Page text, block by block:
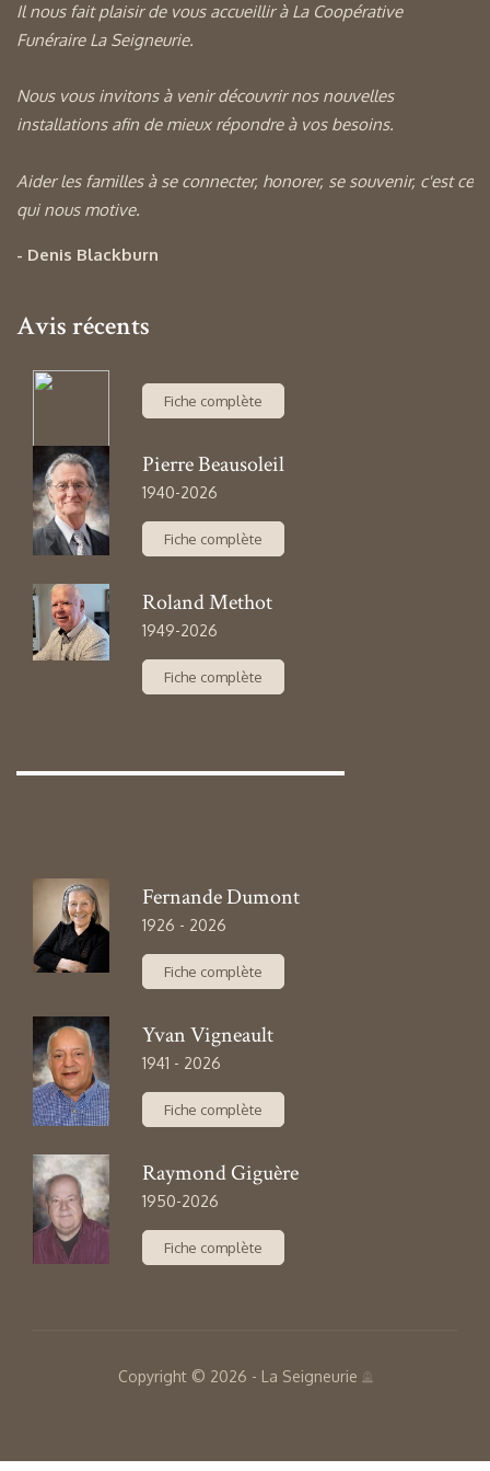
Il nous fait plaisir de vous accueillir à La Coopérative
Funéraire La Seigneurie.
Nous vous invitons à venir découvrir nos nouvelles
installations afin de mieux répondre à vos besoins.
Aider les familles à se connecter, honorer, se souvenir, c'est ce
qui nous motive.
- Denis Blackburn
Avis récents
Copyright © 2026 - La Seigneurie